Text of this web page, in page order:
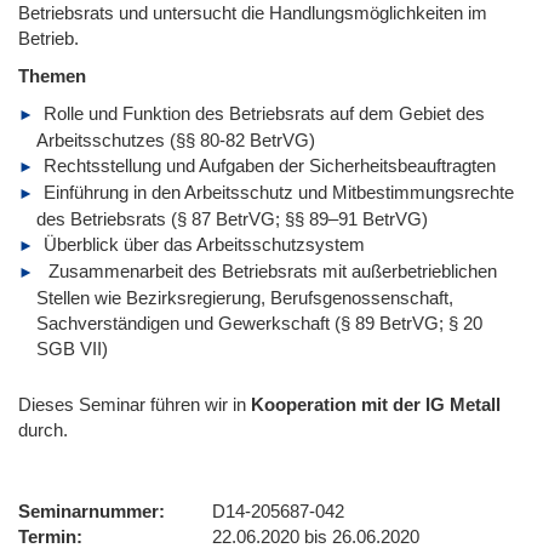
Betriebsrats und untersucht die Handlungsmöglichkeiten im
Betrieb.
Themen
Rolle und Funktion des Betriebsrats auf dem Gebiet des
Arbeitsschutzes (§§ 80-82 BetrVG)
Rechtsstellung und Aufgaben der Sicherheitsbeauftragten
Einführung in den Arbeitsschutz und Mitbestimmungsrechte
des Betriebsrats (§ 87 BetrVG; §§ 89–91 BetrVG)
Überblick über das Arbeitsschutzsystem
Zusammenarbeit des Betriebsrats mit außerbetrieblichen
Stellen wie Bezirksregierung, Berufsgenossenschaft,
Sachverständigen und Gewerkschaft (§ 89 BetrVG; § 20
SGB VII)
Dieses Seminar führen wir in Kooperation mit der IG Metall
durch.
Seminarnummer
D14-205687-042
Termin
22.06.2020 bis 26.06.2020